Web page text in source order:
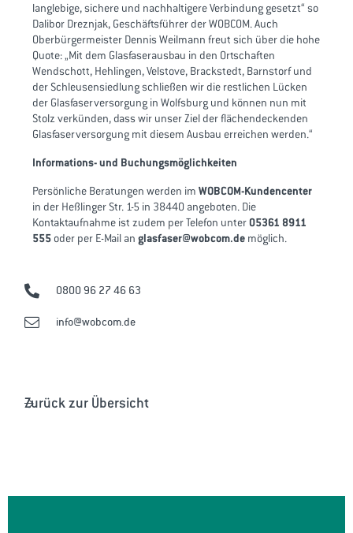
langlebige, sichere und nachhaltigere Verbindung gesetzt“ so
Dalibor Dreznjak, Geschäftsführer der WOBCOM. Auch
Oberbürgermeister Dennis Weilmann freut sich über die hohe
Quote: „Mit dem Glasfaserausbau in den Ortschaften
Wendschott, Hehlingen, Velstove, Brackstedt, Barnstorf und
der Schleusensiedlung schließen wir die restlichen Lücken
der Glasfaserversorgung in Wolfsburg und können nun mit
Stolz verkünden, dass wir unser Ziel der flächendeckenden
Glasfaserversorgung mit diesem Ausbau erreichen werden.“
Informations- und Buchungsmöglichkeiten
Persönliche Beratungen werden im WOBCOM-Kundencenter
in der Heßlinger Str. 1-5 in 38440 angeboten. Die
Kontaktaufnahme ist zudem per Telefon unter05361 8911
555 oder per E-Mail an glasfaser@wobcom.de möglich.
0800 96 27 46 63
info@wobcom.de
Zurück zur Übersicht